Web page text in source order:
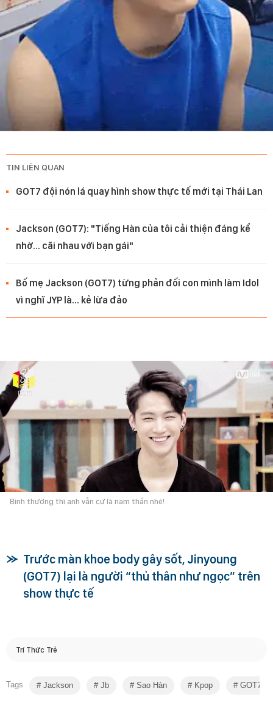
TIN LIÊN QUAN
GOT7 đội nón lá quay hình show thực tế mới tại Thái Lan
Jackson (GOT7): "Tiếng Hàn của tôi cải thiện đáng kể
nhờ... cãi nhau với bạn gái"
Bố mẹ Jackson (GOT7) từng phản đối con mình làm Idol
vì nghĩ JYP là... kẻ lừa đảo
Bình thường thì anh vẫn cứ là nam thần nhé!
Trước màn khoe body gây sốt, Jinyoung
(GOT7) lại là người “thủ thân như ngọc” trên
show thực tế
Trí Thức Trẻ
Tags Jackson Jb Sao Hàn Kpop GOT7